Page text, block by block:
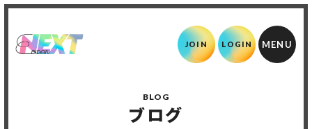
JOIN LOGIN
BLOG
ブログ